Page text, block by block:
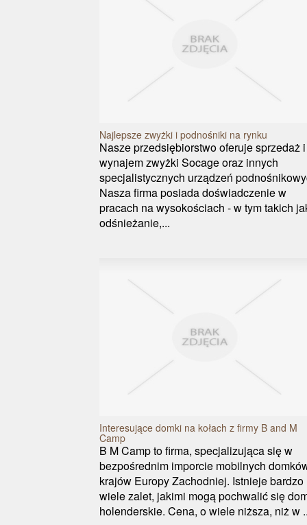
Najlepsze zwyżki i podnośniki na rynku
Nasze przedsiębiorstwo oferuje sprzedaż i
wynajem zwyżki Socage oraz innych
specjalistycznych urządzeń
Nasza firma posiada doświadczenie w
pracach na wysokościach - w tym takich
odśnieżanie,...
Interesujące domki na kołach z firmy B and M
Camp
B M Camp to firma, specjalizująca się w
bezpośrednim imporcie mobilnych
krajów Europy Zachodniej. Istnieje bardzo
wiele zalet, jakimi mogą pochwalić się
holenderskie. Cena, o wiele niższa, niż w